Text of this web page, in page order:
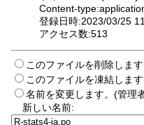
Content-
登録日時:2023/03/25
アクセス数:513
このファイルを削除します
このファイルを凍結しま
名前を変更します。(管理
新しい名前: